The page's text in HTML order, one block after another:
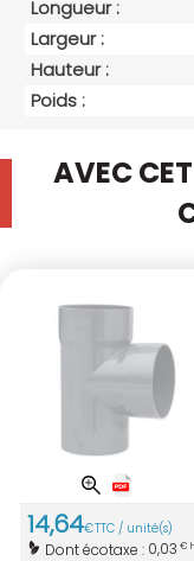
Longueur :
Largeur :
Hauteur :
Poids :
AVEC
14,64€TTC / unité(s)
Dont écotaxe : 0,03 €